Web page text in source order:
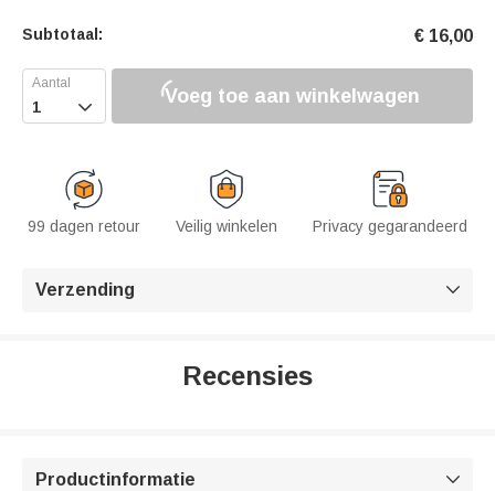
Subtotaal: € 16,00
 Voeg toe aan winkelwagen
99 dagen retour Veilig winkelen Privacy gegarandeerd
Verzending 
Recensies
Productinformatie 